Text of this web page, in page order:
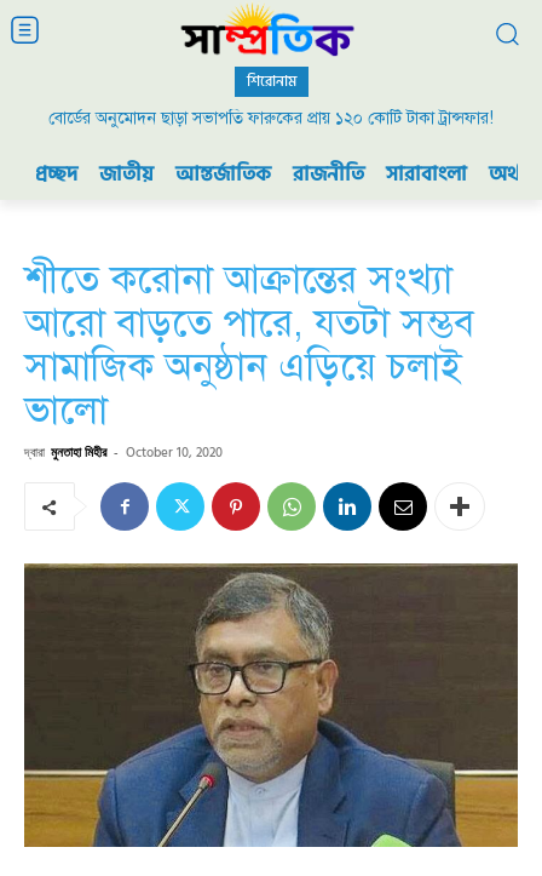
শিরোনাম
বোর্ডের অনুমোদন ছাড়া সভাপতি ফারুকের প্রায় ১২০ কোটি টাকা ট্রান্সফার!
প্রচ্ছদ জাতীয় আন্তর্জাতিক রাজনীতি সারাবাংলা
শীতে করোনা আক্রান্তের সংখ্যা
আরো বাড়তে পারে, যতটা সম্ভব
সামাজিক অনুষ্ঠান এড়িয়ে চলাই
ভালো
দ্বারা মুনতাহা মিহীর - October 10, 2020